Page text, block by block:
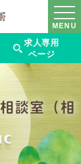
MENU
求人専用
ページ
談室（相